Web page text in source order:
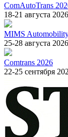
ComAutoTrans
18-21 августа 2026
MIMS
25-28 августа 2026
Comtrans 2026
22-25 сентября